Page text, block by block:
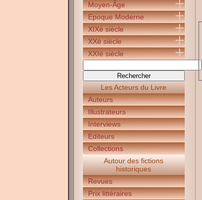
Moyen-Âge
Epoque Moderne
XIXè siècle
XXè siècle
XXIè siècle
Les Acteurs du Livre
Auteurs
Illustrateurs
Interviews
Editeurs
Collections
Autour des fictions
historiques
Revues
Prix littéraires